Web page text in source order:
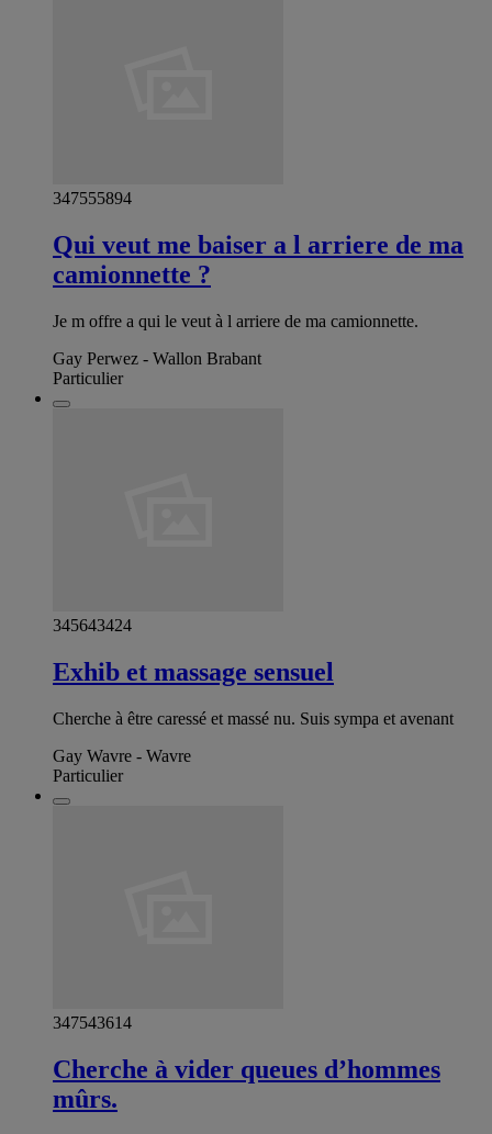
347555894
Qui veut me baiser a l arriere de ma
camionnette ?
Je m offre a qui le veut à l arriere de ma camionnette.
Gay Perwez - Wallon Brabant
Particulier
345643424
Exhib et massage sensuel
Cherche à être caressé et massé nu. Suis sympa et avenant
Gay Wavre - Wavre
Particulier
347543614
Cherche à vider queues d’hommes
mûrs.